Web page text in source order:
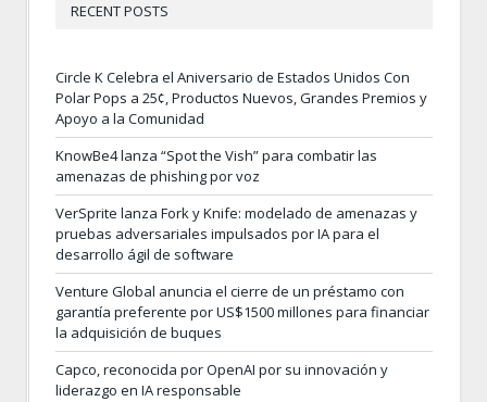
RECENT POSTS
Circle K Celebra el Aniversario de Estados Unidos Con
Polar Pops a 25¢, Productos Nuevos, Grandes Premios y
Apoyo a la Comunidad
KnowBe4 lanza “Spot the Vish” para combatir las
amenazas de phishing por voz
VerSprite lanza Fork y Knife: modelado de amenazas y
pruebas adversariales impulsados por IA para el
desarrollo ágil de software
Venture Global anuncia el cierre de un préstamo con
garantía preferente por US$1500 millones para financiar
la adquisición de buques
Capco, reconocida por OpenAI por su innovación y
liderazgo en IA responsable